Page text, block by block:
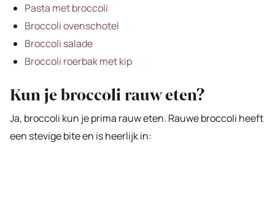
Pasta met broccoli
Broccoli ovenschotel
Broccoli salade
Broccoli roerbak met kip
Kun je broccoli rauw eten?
Ja, broccoli kun je prima rauw eten. Rauwe broccoli heeft
een stevige bite en is heerlijk in: